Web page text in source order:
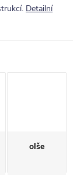
Detailní
olše